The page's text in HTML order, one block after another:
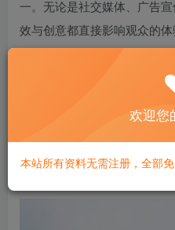
一。无论是社交媒体、广告
效与创意都直接影响观众的
AE）作为一款专业的视频特
和灵活性，成为众多创作者
了更加便捷的创作方式。本
创意与技巧，帮助读者了解
艳的视频内容。
欢迎您
本站所有资料无需注册，全部免